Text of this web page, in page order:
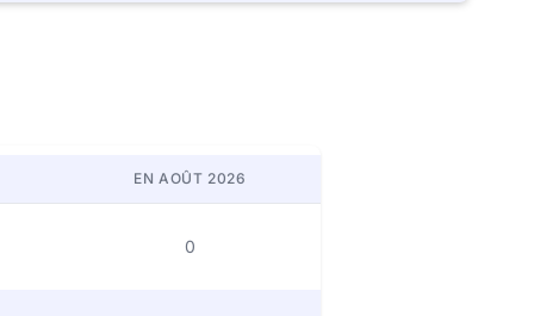
EN AOÛT 2026
0